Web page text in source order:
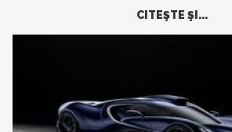
CITEŞTE ŞI...